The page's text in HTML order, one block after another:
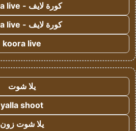
كورة لايف - koora live
كورة لايف - koora live
koora live
يلا شوت
yalla shoot
يلا شوت زون